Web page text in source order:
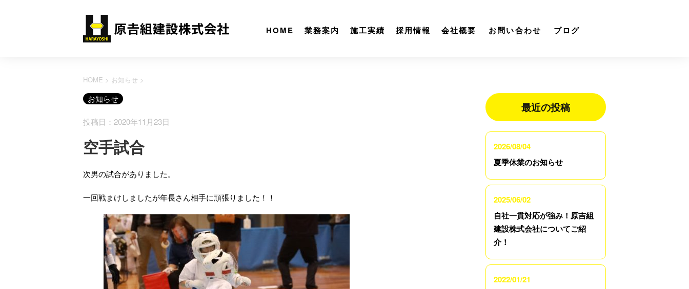
HOME 業務案内 施工実績 採用情報 会社概要 お問い合わせ ブログ
HOME > お知らせ >
お知らせ
投稿日：2020年11月23日
空手試合
次男の試合がありました。
一回戦まけしましたが年長さん相手に頑張りました！！
最近の投稿
2026/08/04
夏季休業のお知らせ
2025/06/02
自社一貫対応が強み！原吉組
建設株式会社についてご紹
介！
2022/01/21